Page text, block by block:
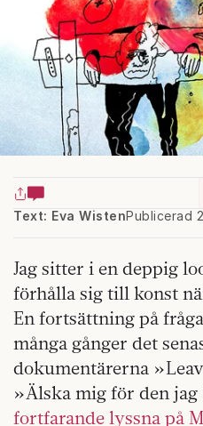
Text: Eva WistenPublicerad
Jag sitter i en deppig
förhålla sig till konst
En fortsättning på
många gånger det
dokumentärerna
»Älska mig för den
fortfarande lyssna på